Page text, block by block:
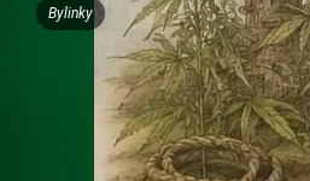
Bylinky